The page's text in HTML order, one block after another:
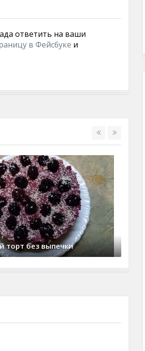
ответить на ваши
в Фейсбуке и
торт без выпечки